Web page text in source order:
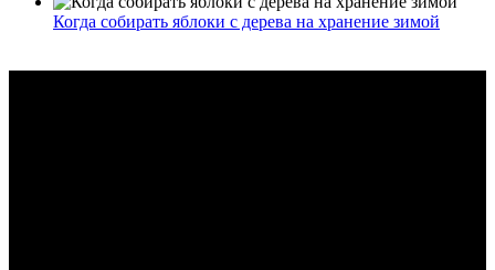
Когда собирать яблоки с дерева на хранение зимой